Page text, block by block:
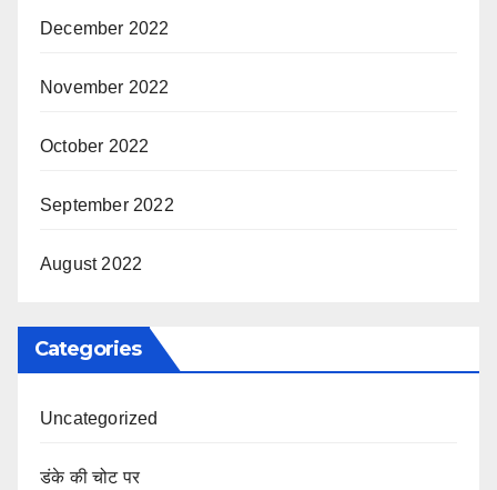
December 2022
November 2022
October 2022
September 2022
August 2022
Categories
Uncategorized
डंके की चोट पर